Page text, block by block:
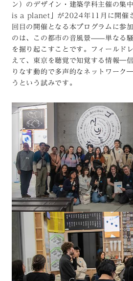
ン）のデザイン・建築学科主催の集
is a planet」が2024年11月に開催
回目の開催となる本プログラムに参
のは、この都市の音風景——単なる騒
を掘り起こすことです。フィールド
えて、東京を聴覚で知覚する情報―
りなす動的で多声的なネットワーク
うという試みです。